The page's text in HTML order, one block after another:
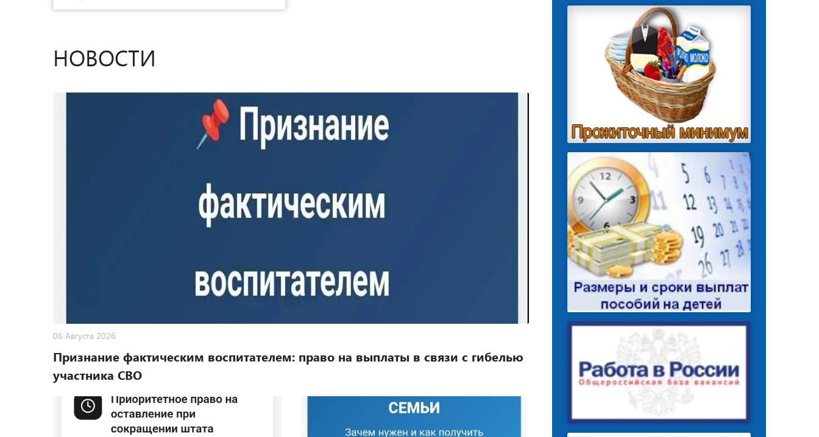
НОВОСТИ
06 Августа 2026
Признание фактическим воспитателем: право на выплаты в связи с гибелью
участника СВО